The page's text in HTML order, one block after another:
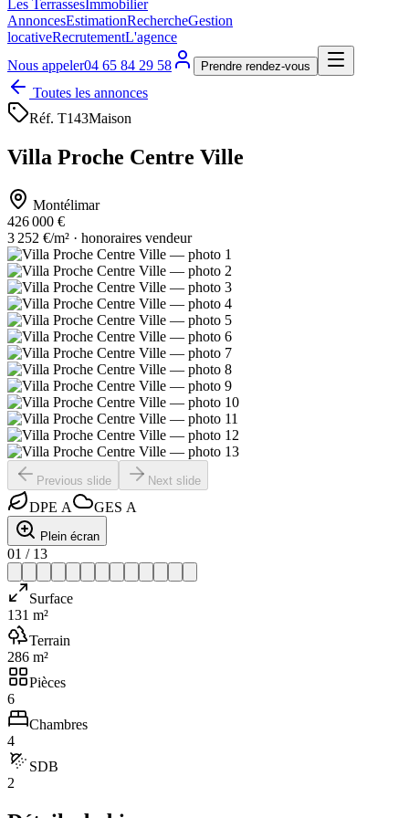
Les Terrasses Immobilier
AnnoncesEstimationRechercheGestion
locativeRecrutementL'agence
Nous appeler04 65 84 29 58 Prendre rendez-vous
Toutes les annonces
Réf. T143Maison
Villa Proche Centre Ville
Montélimar
426 000 €
3 252 €/m² · honoraires vendeur
Previous slide Next slide
DPE A GES A
Plein écran
01 / 13
Surface
131 m²
Terrain
286 m²
Pièces
6
Chambres
4
SDB
2